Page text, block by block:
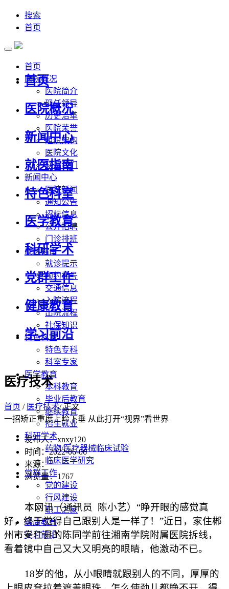
搜索
首页
首页
医院概况
医院简介
现任领导
历史沿革
医院荣誉
组织架构
医院文化
联系我们
新闻中心
医院新闻
通知公告
招标信息
公开招聘
门诊排班
就医指南
就诊提示
预约挂号
交通信息
入院流程
出院流程
社保知识
特色科室
特色专科
科室专家
医学教育
本科教育
毕业后教育
继续教育
招生就业
科研学术
药物/医疗器械临床试验
临床医学研究
党群工作
党的建设
行风建设
职工之家
健康教育
学习前沿
首页
医院概况
新闻中心
就医指南
特色科室
医学教育
科研学术
党群工作
健康教育
学习前沿
医疗技术
首页 / 医疗技术/ 正文
一招矫正重度上睑下垂 从此打开“视界”看世界
发布人：xnxy120
时间：2022-06-06
来源：
浏览量：1767
本网讯（通讯员 陈小艺）“睁开眼的感觉真
好，终于觉得自己跟别人是一样了！”近日，家住郴
州市安仁县的陈同学前往湘南学院附属医院拆线，
看着镜中自己又大又明亮的眼睛，他激动不已。
18岁的他，从小眼睛就跟别人的不同，厚厚的